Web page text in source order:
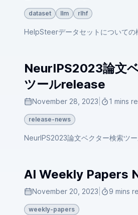
dataset llm rlhf
HelpSteerデータセットについての
NeurIPS2023論文
ツールrelease
November 28, 2023 1 mins
release-news
NeurIPS2023論文ベクター検索ツ
AI Weekly Papers
November 20, 2023 9 mins
weekly-papers